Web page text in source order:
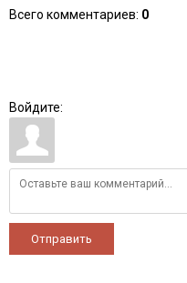
Всего комментариев: 0
Войдите:
Отправить